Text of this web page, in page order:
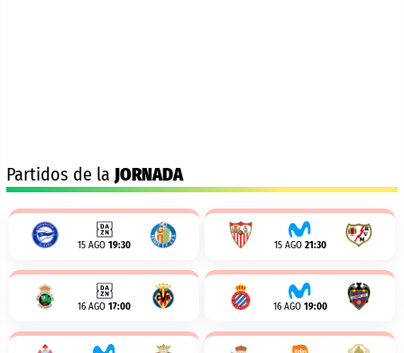
Partidos de la JORNADA
15 AGO 19:30 15 AGO 21:30
16 AGO 17:00 16 AGO 19:00